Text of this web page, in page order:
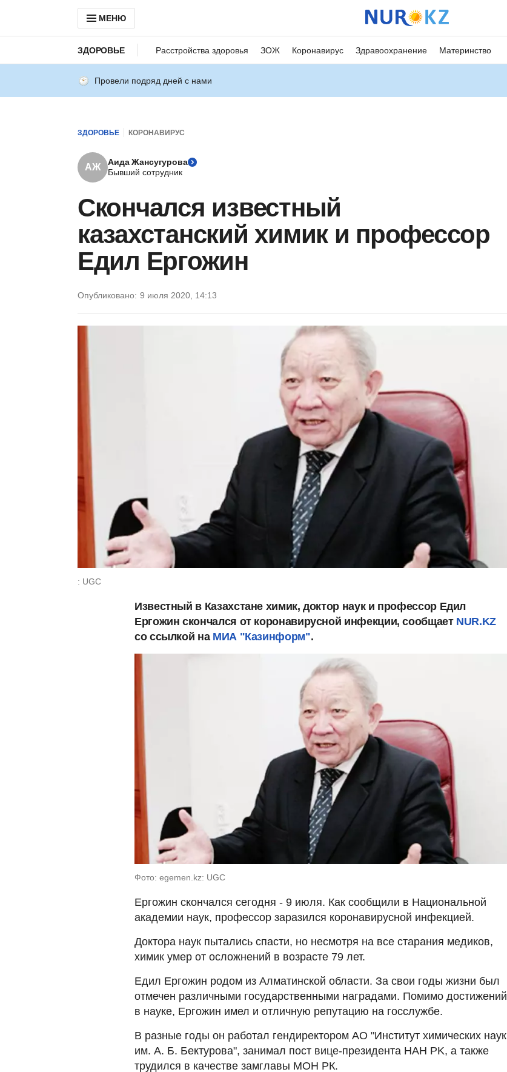
МЕНЮ
ЗДОРОВЬЕ Расстройства здоровья ЗОЖ Коронавирус Здравоохранение Материнство
Провели подряд дней с нами
ЗДОРОВЬЕ КОРОНАВИРУС
АЖ
Аида Жансугурова
Бывший сотрудник
Скончался известный
казахстанский химик и профессор
Едил Ергожин
Опубликовано: 9 июля 2020, 14:13
: UGC
Известный в Казахстане химик, доктор наук и профессор Едил
Ергожин скончался от коронавирусной инфекции, сообщает NUR.KZ
со ссылкой на МИА "Казинформ".
Фото: egemen.kz: UGC
Ергожин скончался сегодня - 9 июля. Как сообщили в Национальной
академии наук, профессор заразился коронавирусной инфекцией.
Доктора наук пытались спасти, но несмотря на все старания медиков,
химик умер от осложнений в возрасте 79 лет.
Едил Ергожин родом из Алматинской области. За свои годы жизни был
отмечен различными государственными наградами. Помимо достижений
в науке, Ергожин имел и отличную репутацию на госслужбе.
В разные годы он работал гендиректором АО "Институт химических наук
им. А. Б. Бектурова", занимал пост вице-президента HAH PK, а также
трудился в качестве замглавы МОН РК.